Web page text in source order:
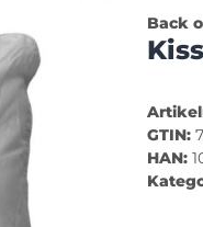
Back
GTIN:
HAN: